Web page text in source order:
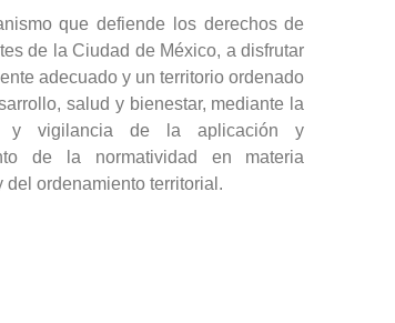
que defiende los derechos de
de la Ciudad de México, a disfrutar
adecuado y un territorio ordenado
salud y bienestar, mediante la
y vigilancia de la aplicación y
de la normatividad en materia
del ordenamiento territorial.